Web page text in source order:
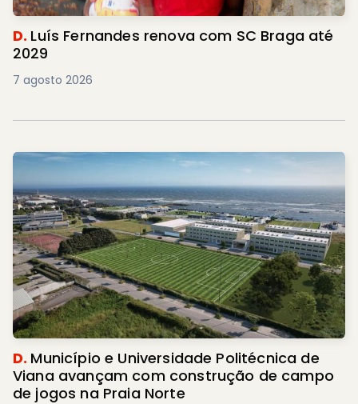
D. Luís Fernandes renova com SC Braga até
2029
7 agosto 2026
D. Município e Universidade Politécnica de
Viana avançam com construção de campo
de jogos na Praia Norte